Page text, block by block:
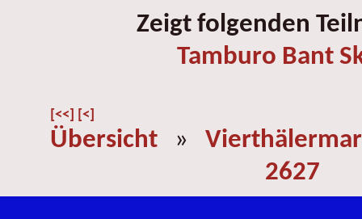
Zeigt folgenden
Tamburo Bant
[<<] [<]
Übersicht »
2627